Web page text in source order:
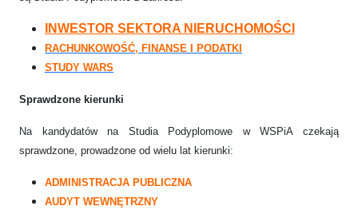
INWESTOR SEKTORA NIERUCHOMOŚCI
RACHUNKOWOŚĆ, FINANSE I PODATKI
STUDY WARS
Sprawdzone kierunki
Na kandydatów na Studia Podyplomowe w WSPiA czekają
sprawdzone, prowadzone od wielu lat kierunki:
ADMINISTRACJA PUBLICZNA
AUDYT WEWNĘTRZNY